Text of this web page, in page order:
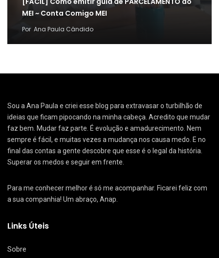
MEI ~ Conta Comigo MEI
Por Ana Paula Cândido
Sou a Ana Paula e criei esse blog para extravasar o turbilhão de
ideias que ficam pipocando na minha cabeça. Acredito que mudar
faz bem. Mudar faz parte. É evolução e amadurecimento. Nem
sempre é fácil, e muitas vezes a mudança nos causa medo. E no
final das contas a gente descobre que esse é o legal da história.
Superar os medos e seguir em frente.
Para me conhecer melhor é só me acompanhar. Ficarei feliz com
a sua companhia! Um abraço, Anap.
Links Úteis
Sobre